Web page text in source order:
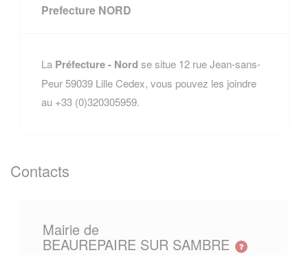
Prefecture NORD
La Préfecture - Nord se situe 12 rue Jean-sans-
Peur 59039 Lille Cedex, vous pouvez les joindre
au +33 (0)320305959.
Contacts
Mairie de
BEAUREPAIRE SUR SAMBRE